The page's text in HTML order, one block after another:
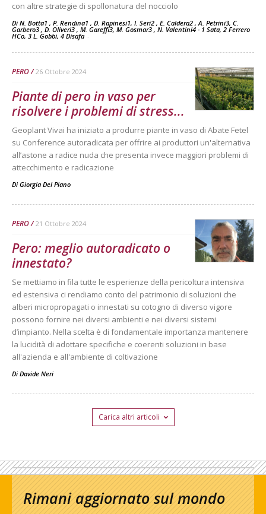
con altre strategie di spollonatura del nocciolo
Di N. Botta1 , P. Rendina1 , D. Rapinesi1, I. Seri2 , E. Caldera2 , A. Petrini3, C.
Garbero3 , D. Oliveri3 , M. Gareffi3, M. Gosmar3 , N. Valentini4 - 1 Sata, 2 Ferrero
HCo, 3 L. Gobbi, 4 Disafa -
PERO 26 Ottobre 2024
Piante di pero in vaso per
risolvere i problemi di stress...
Geoplant Vivai ha iniziato a produrre piante in vaso di Abate Fetel
su Conference autoradicata per offrire ai produttori un'alternativa
all’astone a radice nuda che presenta invece maggiori problemi di
attecchimento e radicazione
Di Giorgia Del Piano
PERO 21 Ottobre 2024
Pero: meglio autoradicato o
innestato?
Se mettiamo in fila tutte le esperienze della pericoltura intensiva
ed estensiva ci rendiamo conto del patrimonio di soluzioni che
alberi micropropagati o innestati su cotogno di diverso vigore
possono fornire nei diversi ambienti e nei diversi sistemi
d’impianto. Nella scelta è di fondamentale importanza mantenere
la lucidità di adottare specifiche e coerenti soluzioni in base
all'azienda e all'ambiente di coltivazione
Di Davide Neri
Carica altri articoli
Rimani aggiornato sul mondo